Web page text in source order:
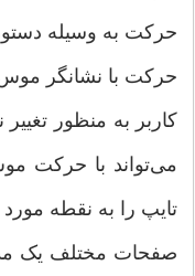
حرکت به وسیله
حرکت با نشانگر
کاربر به منظور
می‌تواند با حرکت
تایپ را به نقطه مورد
صفحات مختلف یک